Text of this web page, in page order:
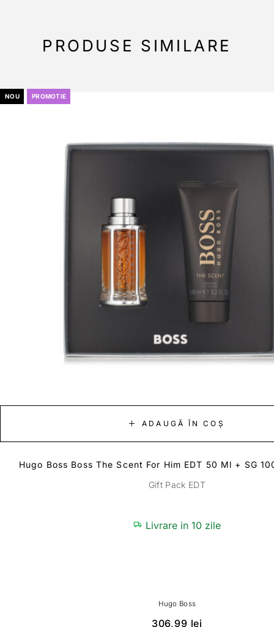
PRODUSE SIMILARE
NOU PROMOTIE
ADAUGĂ ÎN COȘ
Hugo Boss Boss The Scent For Him EDT 50 Ml + SG
Gift Pack EDT
Livrare in 10 zile
Hugo Boss
306,99 lei